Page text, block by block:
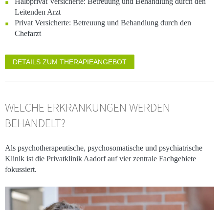
Leitenden Arzt
Privat Versicherte: Betreuung und Behandlung durch den
Chefarzt
DETAILS ZUM THERAPIEANGEBOT
WELCHE ERKRANKUNGEN WERDEN
BEHANDELT?
Als psychotherapeutische, psychosomatische und psychiatrische
Klinik ist die Privatklinik Aadorf auf vier zentrale Fachgebiete
fokussiert.